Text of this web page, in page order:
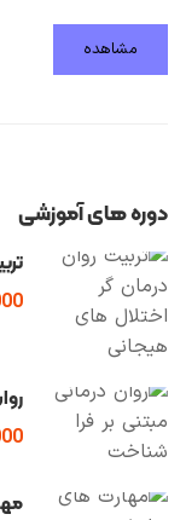
مشاهده
دوره های آموزشی